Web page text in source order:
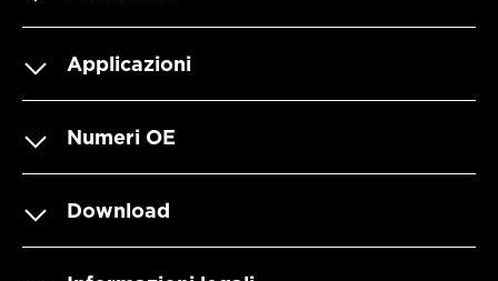
Applicazioni
Numeri OE
Download